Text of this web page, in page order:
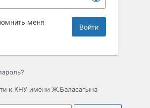
меня
к КНУ имени Ж.Баласагына